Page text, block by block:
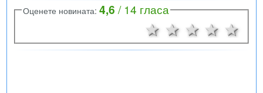
Оценете новината: 4,6 / 14 гласа
4
3
2 звезди
1 звезда